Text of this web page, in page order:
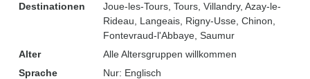
Destinationen
Joue-les-Tours , Tours , Villandry, Azay-le-
Rideau , Langeais , Rigny-Usse , Chinon
Fontevraud-l'Abbaye , Saumur
Alter
Alle Altersgruppen willkommen
Sprache
Nur: Englisch